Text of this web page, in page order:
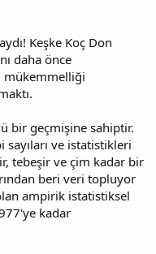
Keşke Koç Don
daha önce
mükemmelliği
bir geçmişine sahiptir.
ve istatistikleri
tebeşir ve çim kadar bir
beri veri topluyor
ampirik istatistiksel
kadar